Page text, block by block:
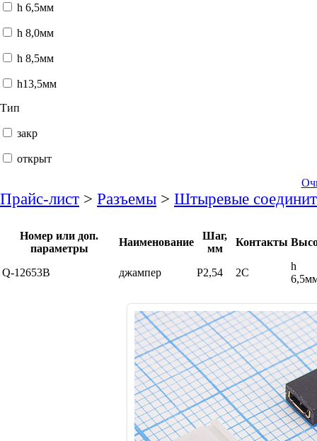
h 6,5мм
h 8,0мм
h 8,5мм
h13,5мм
Тип
закр
открыт
Прайс-лист > Разъемы > Штыревые
Номер или доп.
параметры
Наименование
Шаг,
мм
Контакты
Q-12653B джампер P2,54 2C
h